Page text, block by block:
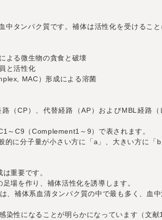
タンパク質です。補体は活性化を受けること
よる微生物の貪食と破壊
と活性化
MAC）形成による溶菌
（CP）、代替経路（AP）およびMBL経路（
～C9（Complement1～9）で表されます。
的に分子量が小さい方に「a」、大きい方に「
重要です。
場を作り、補体活性化を誘導します。
、補体系血清タンパク質の中で最も多く、血
性になることが明らかになっています（文献1